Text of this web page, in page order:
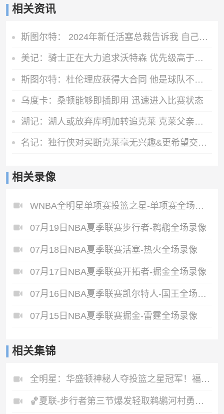
相关资讯
斯图尔特： 2024年新任活塞总裁告诉我 自己可能成为交易筹码
美记：骑士正在大力追求沃特森 优先级高于库明加和德罗赞
斯图尔特：杜伦理应获得大合同 他是球队不可或缺的核心拼图
乌度卡：桑顿能够即插即用 迅速进入比赛状态
湖记：湖人或放弃库明加转追克莱 克莱父亲积极运作儿子加盟湖人
名记：独行侠对买断克莱毫无兴趣&更希望交易 对加福德要价一首轮
相关录像
WNBA全明星单项赛投篮之星-单项赛全场录像
07月19日NBA夏季联赛步行者-鹈鹕全场录像
07月18日NBA夏季联赛活塞-热火全场录像
07月17日NBA夏季联赛开拓者-掘金全场录像
07月16日NBA夏季联赛凯尔特人-国王全场录像
07月15日NBA夏季联赛掘金-雷霆全场录像
相关集锦
全明星：华盛顿神秘人夺投篮之星冠军！福德夺得三分大赛冠军！
🏀夏联-步行者第三节爆发轻取鹈鹕河村勇辉5+5+12斯劳森22分